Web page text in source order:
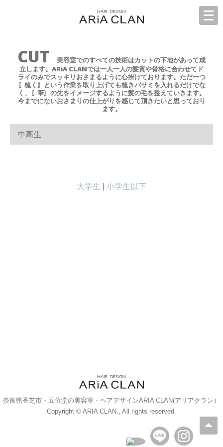
CUT
美容室でのすべての技術はカットの下地があって成
立します。ARiA CLANでは一人一人の髪質や骨格に合わせてド
ライのみでスッキリおさまるように心掛けております。ただ一つ
〖梳く〗という作業を取り上げても梳きバサミを入れるだけでな
く、〖筆〗の先をイメージするように髪の毛を整えていきます。
今までにないおさまりの仕上がりを感じて頂きたいと思っており
ます。
中高生
大学生 小学生以下
奈良県香芝市・五位堂の美容室・ヘアデザインARIA CLAN(アリアクラン）
Copyright © ARIA CLAN., All rights reserved.